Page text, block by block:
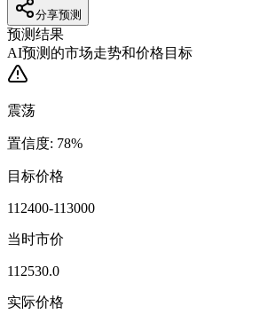
分享预测
预测结果
AI预测的市场走势和价格目标
震荡
置信度: 78%
目标价格
112400-113000
当时市价
112530.0
实际价格